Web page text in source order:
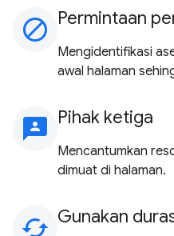
block Permintaan
Mengidentifikasi
awal halaman
3p Pihak ketiga
Mencantumkan
dimuat di halaman.
cached Gunakan